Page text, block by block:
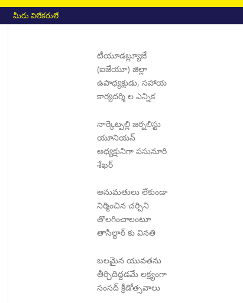
మీరు విలేకరులే
టీయూడబ్ల్యూజే
(ఐజేయూ) జిల్లా
ఉపాధ్యక్షుడు, సహాయ
కార్యదర్శి ల ఎన్నిక
నార్కెట్పల్లి జర్నలిస్టు
యూనియన్
అధ్యక్షునిగా పసునూరి
శేఖర్
అనుమతులు లేకుండా
నిర్మించిన చర్చిని
తొలగించాలంటూ
తాసిల్దార్ కు వినతి
బలమైన యువతను
తీర్చిదిద్దడమే లక్ష్యంగా
సంసద్ క్రీడోత్సవాలు